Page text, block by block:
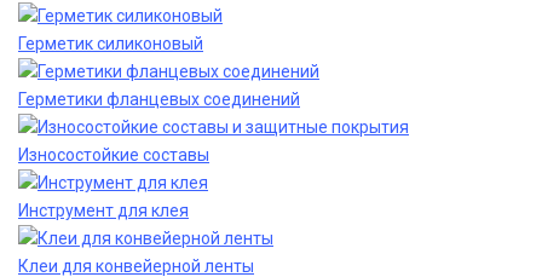
Герметик силиконовый
Герметики фланцевых соединений
Износостойкие составы
Инструмент для клея
Клеи для конвейерной ленты